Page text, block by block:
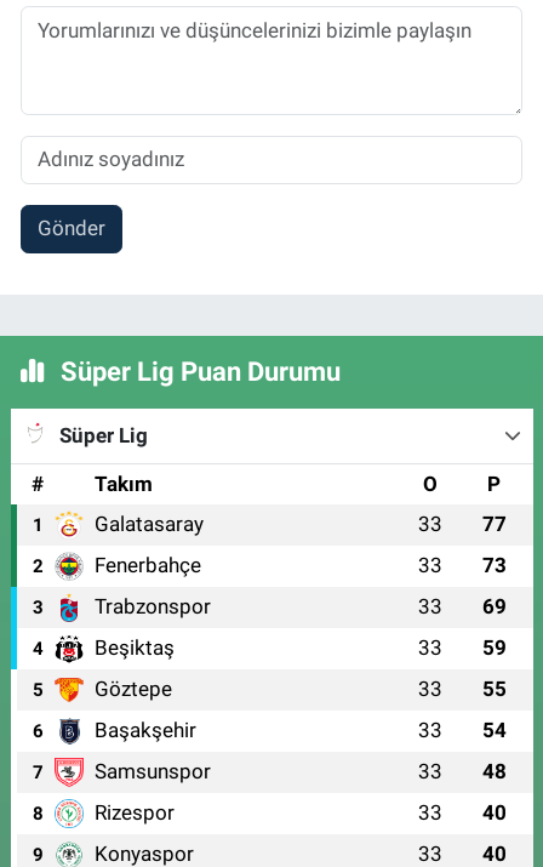
Gönder
Süper Lig Puan Durumu
Süper Lig
#
Takım O P
1 Galatasaray 33 77
2 Fenerbahçe 33 73
3 Trabzonspor 33 69
4 Beşiktaş 33 59
5 Göztepe 33 55
6 Başakşehir 33 54
7 Samsunspor 33 48
8 Rizespor 33 40
9 Konyaspor 33 40